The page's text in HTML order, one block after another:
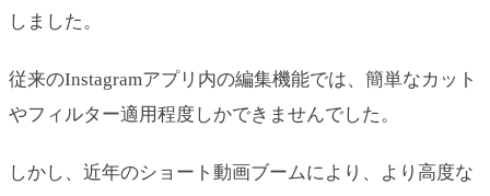
しました。
従来のInstagramアプリ内の編集機能では、簡単なカット
やフィルター適用程度しかできませんでした。
しかし、近年のショート動画ブームにより、より高度な